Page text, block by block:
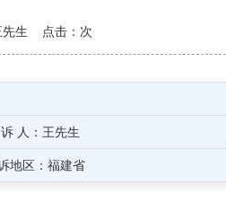
先生 点击： 次
人：王先生
地区：福建省